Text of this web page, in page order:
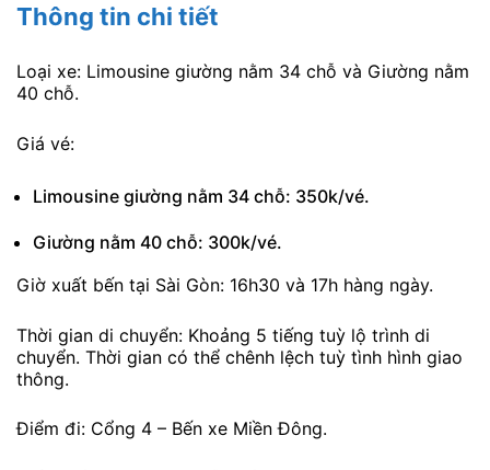
Thông tin chi tiết
Loại xe: Limousine giường nằm 34 chỗ và Giường nằm
40 chỗ.
Giá vé:
Limousine giường nằm 34 chỗ: 350k/vé.
Giường nằm 40 chỗ: 300k/vé.
Giờ xuất bến tại Sài Gòn: 16h30 và 17h hàng ngày.
Thời gian di chuyển: Khoảng 5 tiếng tuỳ lộ trình di
chuyển. Thời gian có thể chênh lệch tuỳ tình hình giao
thông.
Điểm đi: Cổng 4 – Bến xe Miền Đông.